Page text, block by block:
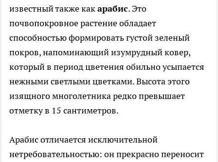
известный также какарабис. Это
почвопокровное растение обладает
способностью формировать густой зеленый
покров, напоминающий изумрудный ковер,
который в период цветения обильно усыпается
нежными светлыми цветками. Высота этого
изящного многолетника редко превышает
отметку в 15 сантиметров.
Арабис отличается исключительной
нетребовательностью: он прекрасно переносит